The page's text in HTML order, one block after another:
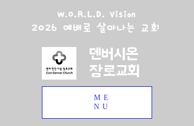
W.O.R.L.D. Vision
2026 예배로 살아나는 교회
덴버시온
장로교회
ME
NU